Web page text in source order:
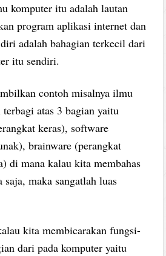
komputer itu adalah lautan
program aplikasi internet dan
adalah bahagian terkecil dari
itu sendiri.
contoh misalnya ilmu
atas 3 bagian yaitu
keras), software
brainware (perangkat
di mana kalau kita membahas
saja, maka sangatlah luas
kita membicarakan fungsi-
dari pada komputer yaitu